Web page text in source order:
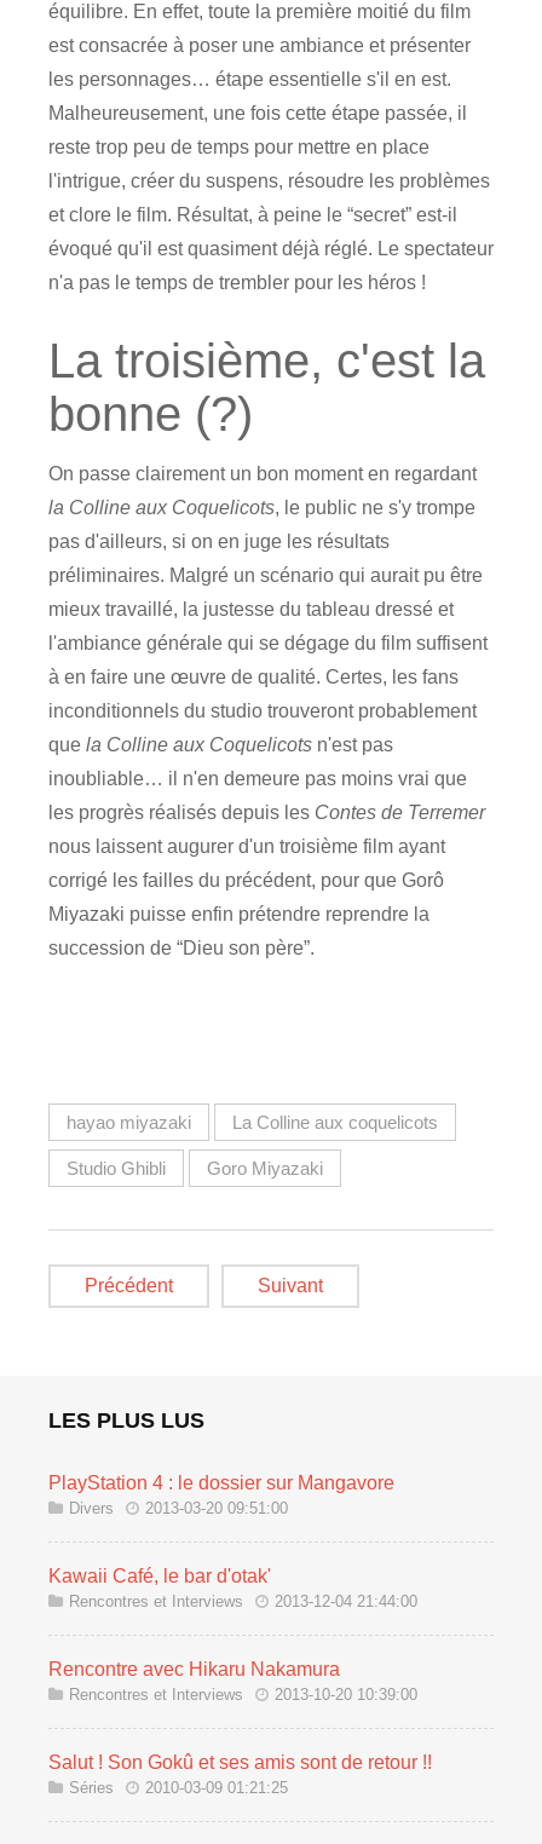
équilibre. En effet, toute la première moitié du film
est consacrée à poser une ambiance et présenter
les personnages… étape essentielle s'il en est.
Malheureusement, une fois cette étape passée, il
reste trop peu de temps pour mettre en place
l'intrigue, créer du suspens, résoudre les problèmes
et clore le film. Résultat, à peine le “secret” est-il
évoqué qu'il est quasiment déjà réglé. Le spectateur
n'a pas le temps de trembler pour les héros !
La troisième, c'est la
bonne (?)
On passe clairement un bon moment en regardant
la Colline aux Coquelicots, le public ne s'y trompe
pas d'ailleurs, si on en juge les résultats
préliminaires. Malgré un scénario qui aurait pu être
mieux travaillé, la justesse du tableau dressé et
l'ambiance générale qui se dégage du film suffisent
à en faire une œuvre de qualité. Certes, les fans
inconditionnels du studio trouveront probablement
que la Colline aux Coquelicots n'est pas
inoubliable… il n'en demeure pas moins vrai que
les progrès réalisés depuis les Contes de Terremer
nous laissent augurer d'un troisième film ayant
corrigé les failles du précédent, pour que Gorô
Miyazaki puisse enfin prétendre reprendre la
succession de “Dieu son père”.
hayao miyazaki La Colline aux coquelicots
Studio Ghibli Goro Miyazaki
Précédent Suivant
LES PLUS LUS
PlayStation 4 : le dossier sur Mangavore
Divers 2013-03-20 09:51:00
Kawaii Café, le bar d'otak'
Rencontres et Interviews 2013-12-04 21:44:00
Rencontre avec Hikaru Nakamura
Rencontres et Interviews 2013-10-20 10:39:00
Salut ! Son Gokû et ses amis sont de retour !!
Séries 2010-03-09 01:21:25